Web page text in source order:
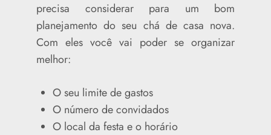
precisa considerar para um bom
planejamento do seu chá de casa nova.
Com eles você vai poder se organizar
melhor:
O seu limite de gastos
O número de convidados
O local da festa e o horário